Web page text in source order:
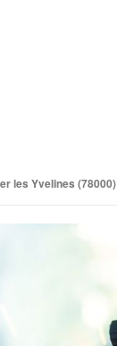
les Yvelines (78000)